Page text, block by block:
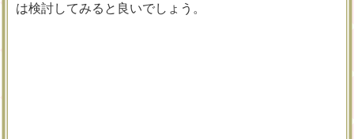
は検討してみると良いでしょう。